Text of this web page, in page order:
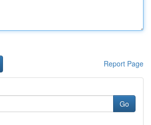
Report Page
Go